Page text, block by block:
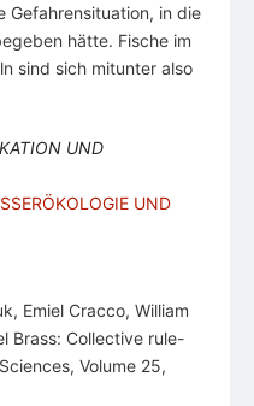
Gefahrensituation, in die
hätte. Fische im
sind sich mitunter also
UND
UND
Emiel Cracco, William
Brass: Collective rule-
Volume 25,